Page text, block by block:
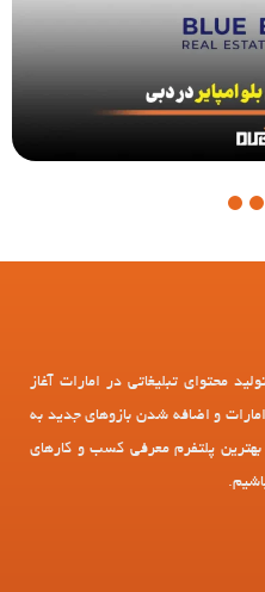
1
2005 در زمینه تولید محتوای تبلیغاتی در امارات آغاز
و اضافه شدن بازوهای جدید به
پلتفرم معرفی کسب و کارهای